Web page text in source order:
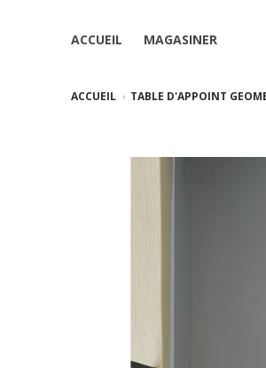
ACCUEIL MAGASINER
ACCUEIL TABLE D'APPOINT